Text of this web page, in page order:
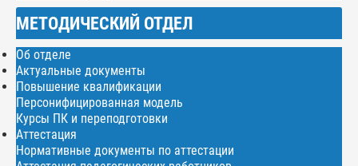
МЕТОДИЧЕСКИЙ ОТДЕЛ
Об отделе
Актуальные документы
Повышение квалификации
Персонифицированная модель
Курсы ПК и переподготовки
Аттестация
Нормативные документы по аттестации